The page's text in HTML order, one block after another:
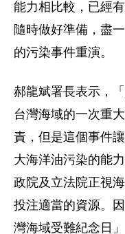
能力相比較，已經
隨時做好準備，盡
的污染事件重演。
郝龍斌署長表示，
台灣海域的一次重
責，但是這個事件
大海洋油污染的能
政院及立法院正視
投注適當的資源。
灣海域受難紀念日